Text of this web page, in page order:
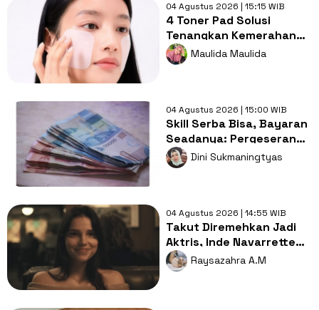
04 Agustus 2026 | 15:15 WIB
4 Toner Pad Solusi
Tenangkan Kemerahan
Akibat Sinar UV pada Kulit
Sensitif
Maulida Maulida
04 Agustus 2026 | 15:00 WIB
Skill Serba Bisa, Bayaran
Seadanya: Pergeseran
Makna UMR di Dunia Kerja
Dini Sukmaningtyas
04 Agustus 2026 | 14:55 WIB
Takut Diremehkan Jadi
Aktris, Inde Navarrette
Rela Hapus Konten di
Twitch
Raysazahra A.M